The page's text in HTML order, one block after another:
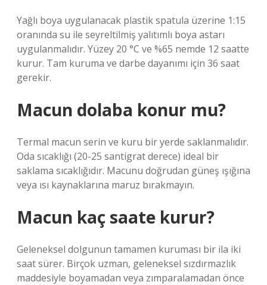
Yağlı boya uygulanacak plastik spatula üzerine 1:15
oranında su ile seyreltilmiş yalıtımlı boya astarı
uygulanmalıdır. Yüzey 20 °C ve %65 nemde 12 saatte
kurur. Tam kuruma ve darbe dayanımı için 36 saat
gerekir.
Macun dolaba konur mu?
Termal macun serin ve kuru bir yerde saklanmalıdır.
Oda sıcaklığı (20-25 santigrat derece) ideal bir
saklama sıcaklığıdır. Macunu doğrudan güneş ışığına
veya ısı kaynaklarına maruz bırakmayın.
Macun kaç saate kurur?
Geleneksel dolgunun tamamen kuruması bir ila iki
saat sürer. Birçok uzman, geleneksel sızdırmazlık
maddesiyle boyamadan veya zımparalamadan önce